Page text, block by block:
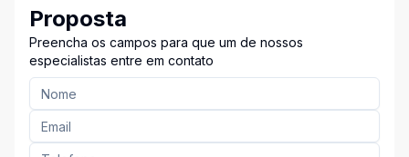
Proposta
Preencha os campos para que um de nossos
especialistas entre em contato